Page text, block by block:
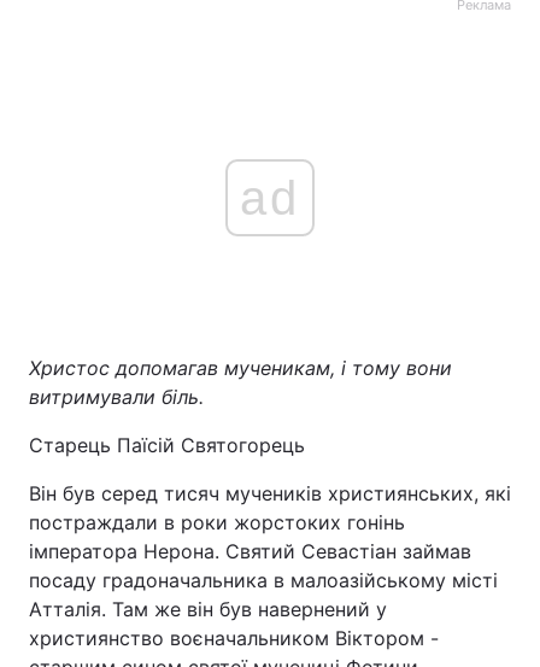
Реклама
ad
Христос допомагав мученикам, і тому вони
витримували біль.
Старець Паїсій Святогорець
Він був серед тисяч мучеників християнських, які
постраждали в роки жорстоких гонінь
імператора Нерона. Святий Севастіан займав
посаду градоначальника в малоазійському місті
Атталія. Там же він був навернений у
християнство воєначальником Віктором -